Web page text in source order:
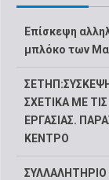
Επίσκεψη
μπλόκο των
ΣΧΕΤΙΚΑ ΜΕ
ΕΡΓΑΣΙΑΣ.
ΚΕΝΤΡΟ